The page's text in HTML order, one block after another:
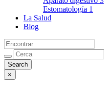
Estomatología 1
La Salud
Blog
×